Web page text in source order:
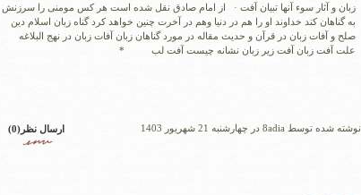
زبان و آثار سوء آنها تبیان آفت · از امام صادق نقل شده است هر کس مومنی را سرزنش
به گناهان کند خداوند او را هم در دنیا وهم در آخرت چنین خواهد کرد گناه زبان اسلام دین
صلح و آفات زبان در قرآن و حدیث مقاله در مورد گناهان زبان آفات زبان در نهج البلاغه
علت آفت زبان آفت زیر زبان نشانه چیست آفت لب *
نوشته شده توسط 8adia در چهارشنبه 21 شهریور 1403 ارسال نظر(0)